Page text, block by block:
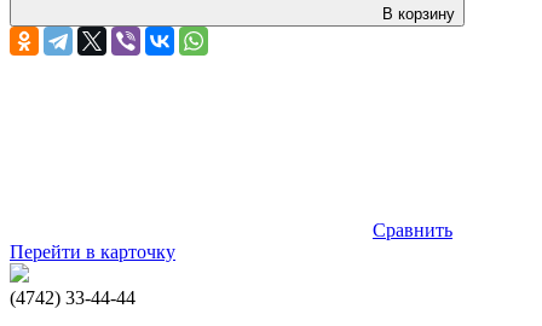
В корзину
Сравнить
Перейти в карточку
(4742) 33-44-44